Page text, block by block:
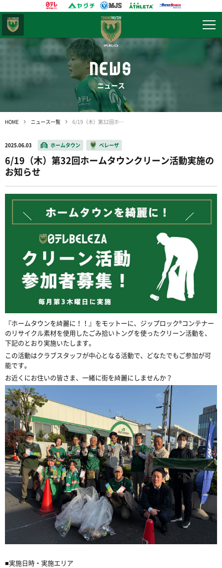
NEWS
ニュース
HOME ニュース一覧 6/19（木）第32回ホームタウンクリーン活動実施のお知らせ
2025.06.03 ホームタウン ベレーザ
6/19（木）第32回ホームタウンクリーン活動実施の
お知らせ
『ホームタウンを綺麗に！！』をモットーに、ジップロック®コンテナー
のリサイクル素材を使用したごみ拾いトングを使ったクリーン活動を、
下記のとおり実施いたします。
この活動はクラブスタッフが中心となる活動で、どなたでもご参加が可
能です。
お近くにお住いの皆さま、一緒に街を綺麗にしませんか？
■実施日時・実施エリア